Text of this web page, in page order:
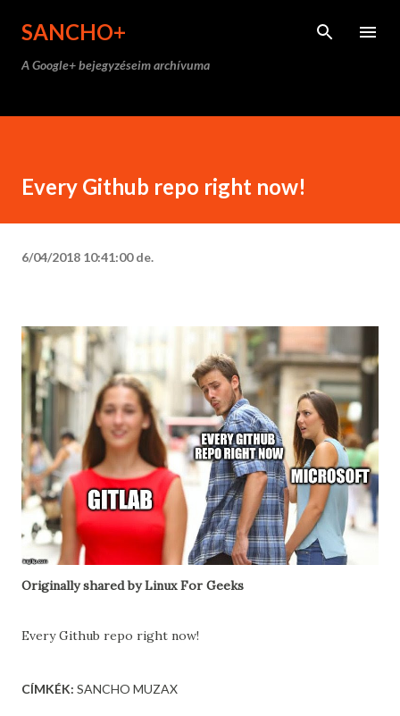
SANCHO+
A Google+ bejegyzéseim archívuma
Every Github repo right now!
6/04/2018 10:41:00 de.
Originally shared by Linux For Geeks
Every Github repo right now!
CÍMKÉK: SANCHO MUZAX